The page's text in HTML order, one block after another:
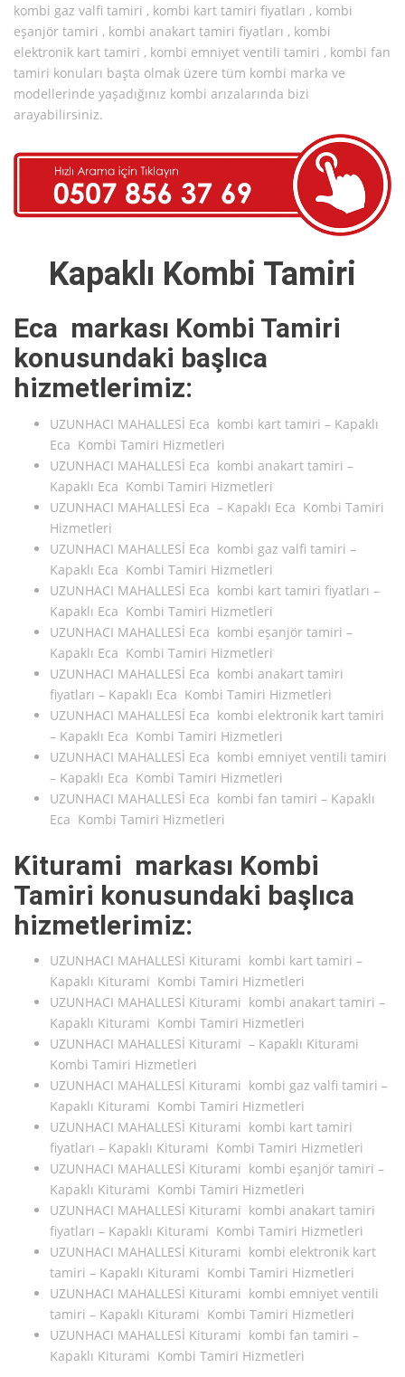
kombi gaz valfi tamiri , kombi kart tamiri fiyatları , kombi
eşanjör tamiri , kombi anakart tamiri fiyatları , kombi
elektronik kart tamiri , kombi emniyet ventili tamiri , kombi fan
tamiri konuları başta olmak üzere tüm kombi marka ve
modellerinde yaşadığınız kombi arızalarında bizi
arayabilirsiniz.
Kapaklı Kombi Tamiri
Eca markası Kombi Tamiri
konusundaki başlıca
hizmetlerimiz:
UZUNHACI MAHALLESİ Eca kombi kart tamiri – Kapaklı
Eca Kombi Tamiri Hizmetleri
UZUNHACI MAHALLESİ Eca kombi anakart tamiri –
Kapaklı Eca Kombi Tamiri Hizmetleri
UZUNHACI MAHALLESİ Eca – Kapaklı Eca Kombi Tamiri
Hizmetleri
UZUNHACI MAHALLESİ Eca kombi gaz valfi tamiri –
Kapaklı Eca Kombi Tamiri Hizmetleri
UZUNHACI MAHALLESİ Eca kombi kart tamiri fiyatları –
Kapaklı Eca Kombi Tamiri Hizmetleri
UZUNHACI MAHALLESİ Eca kombi eşanjör tamiri –
Kapaklı Eca Kombi Tamiri Hizmetleri
UZUNHACI MAHALLESİ Eca kombi anakart tamiri
fiyatları – Kapaklı Eca Kombi Tamiri Hizmetleri
UZUNHACI MAHALLESİ Eca kombi elektronik kart tamiri
– Kapaklı Eca Kombi Tamiri Hizmetleri
UZUNHACI MAHALLESİ Eca kombi emniyet ventili tamiri
– Kapaklı Eca Kombi Tamiri Hizmetleri
UZUNHACI MAHALLESİ Eca kombi fan tamiri – Kapaklı
Eca Kombi Tamiri Hizmetleri
Kiturami markası Kombi
Tamiri konusundaki başlıca
hizmetlerimiz:
UZUNHACI MAHALLESİ Kiturami kombi kart tamiri –
Kapaklı Kiturami Kombi Tamiri Hizmetleri
UZUNHACI MAHALLESİ Kiturami kombi anakart tamiri –
Kapaklı Kiturami Kombi Tamiri Hizmetleri
UZUNHACI MAHALLESİ Kiturami – Kapaklı Kiturami
Kombi Tamiri Hizmetleri
UZUNHACI MAHALLESİ Kiturami kombi gaz valfi tamiri –
Kapaklı Kiturami Kombi Tamiri Hizmetleri
UZUNHACI MAHALLESİ Kiturami kombi kart tamiri
fiyatları – Kapaklı Kiturami Kombi Tamiri Hizmetleri
UZUNHACI MAHALLESİ Kiturami kombi eşanjör tamiri –
Kapaklı Kiturami Kombi Tamiri Hizmetleri
UZUNHACI MAHALLESİ Kiturami kombi anakart tamiri
fiyatları – Kapaklı Kiturami Kombi Tamiri Hizmetleri
UZUNHACI MAHALLESİ Kiturami kombi elektronik kart
tamiri – Kapaklı Kiturami Kombi Tamiri Hizmetleri
UZUNHACI MAHALLESİ Kiturami kombi emniyet ventili
tamiri – Kapaklı Kiturami Kombi Tamiri Hizmetleri
UZUNHACI MAHALLESİ Kiturami kombi fan tamiri –
Kapaklı Kiturami Kombi Tamiri Hizmetleri